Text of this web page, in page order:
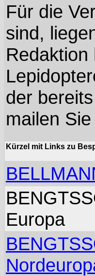
Für die
sind,
der
mailen
Kürzel mit Links zu
Europa